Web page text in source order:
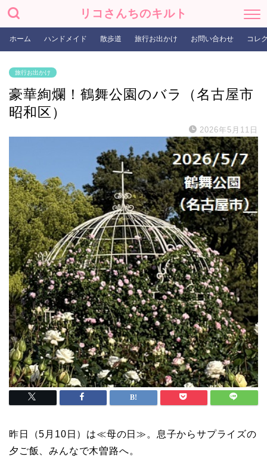
リコさんちのキルト
ホーム ハンドメイド 散歩道 旅行お出かけ お問い合わせ コレ
旅行お出かけ
豪華絢爛！鶴舞公園のバラ（名古屋市
昭和区）
2026年5月11日
昨日（5月10日）は≪母の日≫。息子からサプライズの
夕ご飯、みんなで木曽路へ。